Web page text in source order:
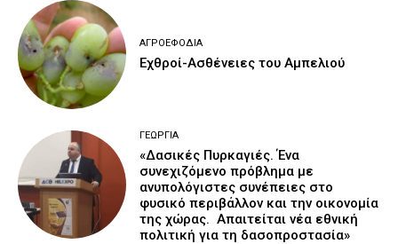
ΑΓΡΟΕΦΌΔΙΑ
Εχθροί-Ασθένειες του Αμπελιού
ΓΕΩΡΓΊΑ
«Δασικές Πυρκαγιές. Ένα
συνεχιζόμενο πρόβλημα με
ανυπολόγιστες συνέπειες στο
φυσικό περιβάλλον και την οικονομία
της χώρας. Απαιτείται νέα εθνική
πολιτική για τη δασοπροστασία»